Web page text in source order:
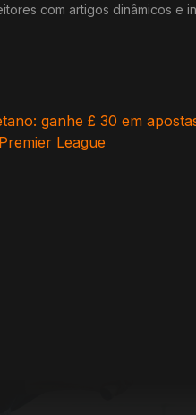
com artigos dinâmicos e
ganhe £ 30 em
League